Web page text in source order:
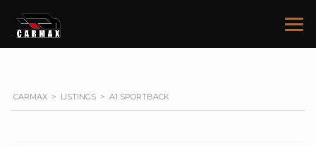
CARMAX > LISTINGS > A1 SPORTBACK